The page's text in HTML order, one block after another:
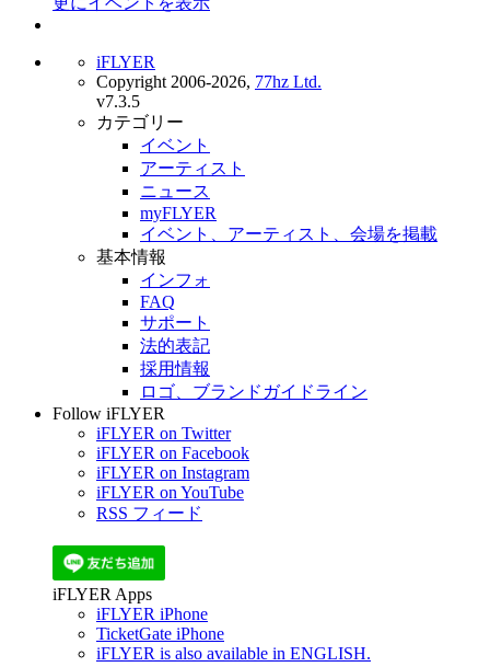
iFLYER
Copyright 2006-2026, 77hz Ltd.
v7.3.5
カテゴリー
イベント
アーティスト
ニュース
myFLYER
イベント、アーティスト、会場を掲載
基本情報
インフォ
FAQ
サポート
法的表記
採用情報
ロゴ、ブランドガイドライン
Follow iFLYER
iFLYER on Twitter
iFLYER on Facebook
iFLYER on Instagram
iFLYER on YouTube
RSS フィード
iFLYER Apps
iFLYER iPhone
TicketGate iPhone
iFLYER is also available in ENGLISH.